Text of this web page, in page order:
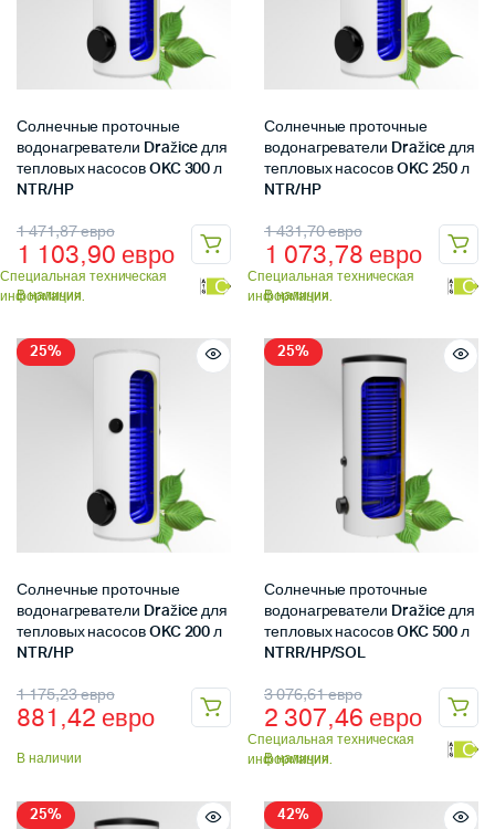
Солнечные проточные
водонагреватели Dražice для
тепловых насосов OKC 300 л
NTR/HP
1 471,87евро
1 103,90 евро
В наличии
Специальная техническая
информация.
С
Солнечные проточные
водонагреватели Dražice для
тепловых насосов OKC 250 л
NTR/HP
1 431,70евро
1 073,78 евро
В наличии
Специальная техническая
информация.
С
25%
Солнечные проточные
водонагреватели Dražice для
тепловых насосов OKC 200 л
NTR/HP
1 175,23евро
881,42 евро
В наличии
25%
Солнечные проточные
водонагреватели Dražice для
тепловых насосов OKC 500 л
NTRR/HP/SOL
3 076,61евро
2 307,46 евро
В наличии
Специальная техническая
информация.
С
25% 42%